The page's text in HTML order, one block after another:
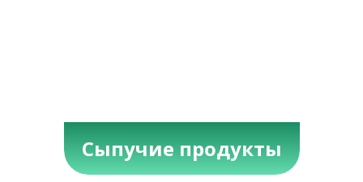
Сыпучие продукты